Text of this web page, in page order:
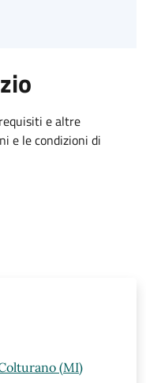
e altre
e le condizioni di
(MI)